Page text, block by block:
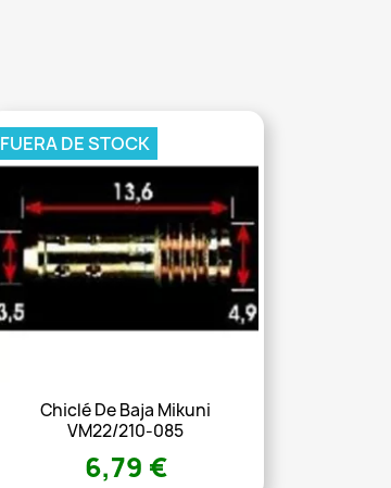
Chiclé De Baja Mikuni
VM22/210-085
6,79 €
FUERA DE STOCK